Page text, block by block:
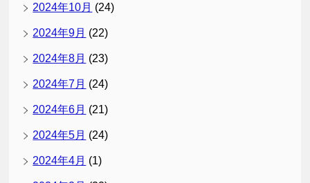
2024年10月 (24)
2024年9月 (22)
2024年8月 (23)
2024年7月 (24)
2024年6月 (21)
2024年5月 (24)
2024年4月 (1)